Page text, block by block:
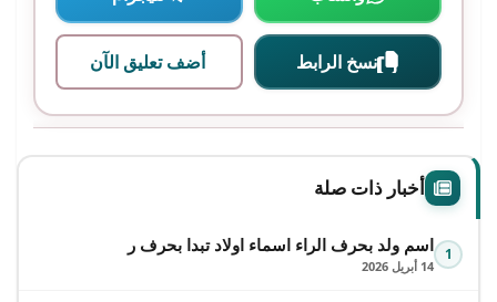
نسخ الرابط أضف تعليق الآن
أخبار ذات صلة
1 اسم ولد بحرف الراء اسماء اولاد تبدا بحرف ر
14 أبريل 2026